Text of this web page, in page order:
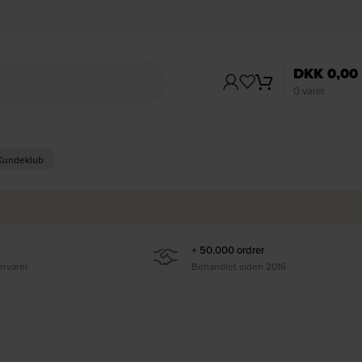
0 varer
DKK0,00
+ 50.000 ordrer
Behandlet siden 2016